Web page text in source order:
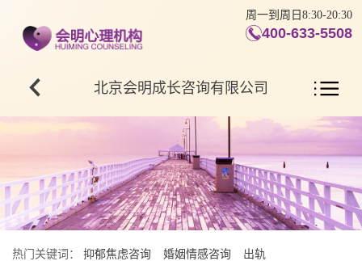
周一到周日8:30-20:30
400-633-5508
北京会明成长咨询有限公司
热门关键词： 抑郁焦虑咨询 婚姻情感咨询 出轨